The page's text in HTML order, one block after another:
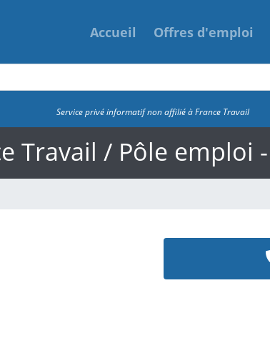
Accueil Offres d'emploi
Service privé informatif non affilié à France Travail
Travail / Pôle emploi